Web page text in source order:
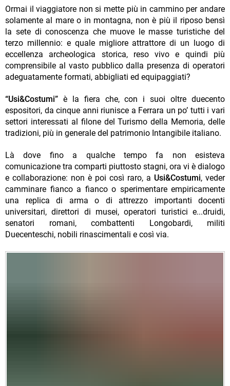
Ormai il viaggiatore non si mette più in cammino per andare
solamente al mare o in montagna, non è più il riposo bensì
la sete di conoscenza che muove le masse turistiche del
terzo millennio: e quale migliore attrattore di un luogo di
eccellenza archeologica storica, reso vivo e quindi più
comprensibile al vasto pubblico dalla presenza di operatori
adeguatamente formati, abbigliati ed equipaggiati?
“Usi&Costumi” è la fiera che, con i suoi oltre duecento
espositori, da cinque anni riunisce a Ferrara un po’ tutti i vari
settori interessati al filone del Turismo della Memoria, delle
tradizioni, più in generale del patrimonio Intangibile italiano.
Là dove fino a qualche tempo fa non esisteva
comunicazione tra comparti piuttosto stagni, ora vi è dialogo
e collaborazione: non è poi così raro, a Usi&Costumi, veder
camminare fianco a fianco o sperimentare empiricamente
una replica di arma o di attrezzo importanti docenti
universitari, direttori di musei, operatori turistici e...druidi,
senatori romani, combattenti Longobardi, militi
Duecenteschi, nobili rinascimentali e così via.